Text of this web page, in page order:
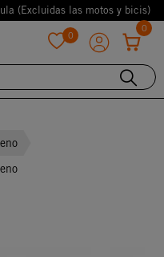
(Excluidas las motos y bicis)
0
0